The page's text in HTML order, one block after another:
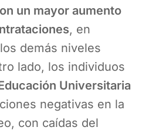
un mayor aumento
, en
demás niveles
lado, los individuos
Universitaria
negativas en la
con caídas del